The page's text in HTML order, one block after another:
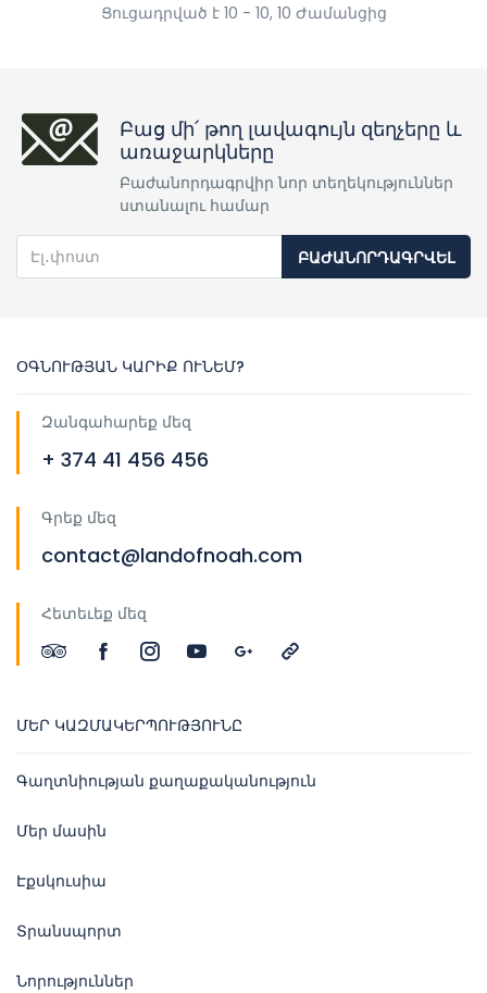
Ցուցադրված է 10 - 10, 10 Ժամանցից
Բաց մի՛ թող լավագույն զեղչերը և
առաջարկները
Բաժանորդագրվիր նոր տեղեկություններ
ստանալու համար
ԲԱԺԱՆՈՐԴԱԳՐՎԵԼ
ՕԳՆՈՒԹՅԱՆ ԿԱՐԻՔ ՈՒՆԵՄ?
Զանգահարեք մեզ
+ 374 41 456 456
Գրեք մեզ
contact@landofnoah.com
Հետեւեք մեզ
ՄԵՐ ԿԱԶՄԱԿԵՐՊՈՒԹՅՈՒՆԸ
Գաղտնիության քաղաքականություն
Մեր մասին
Էքսկուսիա
Տրանսպորտ
Նորություններ